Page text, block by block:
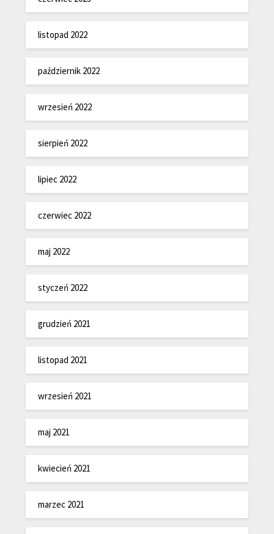
listopad 2022
październik 2022
wrzesień 2022
sierpień 2022
lipiec 2022
czerwiec 2022
maj 2022
styczeń 2022
grudzień 2021
listopad 2021
wrzesień 2021
maj 2021
kwiecień 2021
marzec 2021